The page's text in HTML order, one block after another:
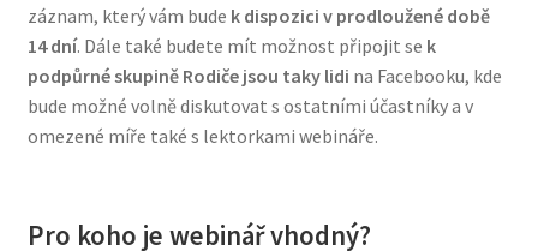
záznam, který vám bude k dispozici v prodloužené době
14 dní. Dále také budete mít možnost připojit se k
podpůrné skupině Rodiče jsou taky lidi na Facebooku, kde
bude možné volně diskutovat s ostatními účastníky a v
omezené míře také s lektorkami webináře.
Pro koho je webinář vhodný?